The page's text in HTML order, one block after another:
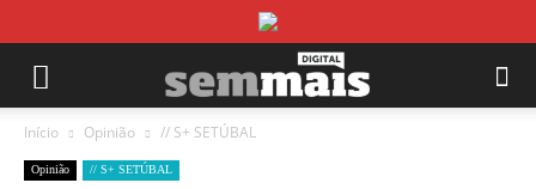
Início Opinião // S+ SETÚBAL
Opinião // S+ SETÚBAL